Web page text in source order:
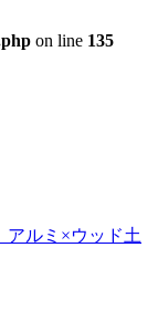
on line 135
ルミ×ウッド土